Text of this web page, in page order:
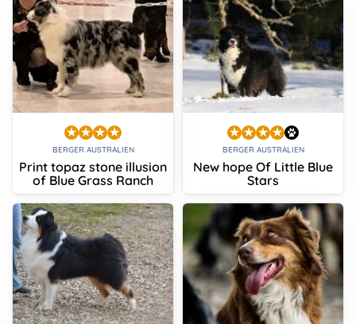
BERGER AUSTRALIEN
Print topaz stone illusion
of Blue Grass Ranch
BERGER AUSTRALIEN
New hope Of Little Blue
Stars